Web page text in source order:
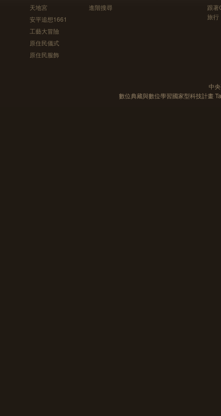
天地宮
安平追想1661
工藝大冒險
原住民儀式
原住民服飾
進階搜尋
跟
旅行
中
數位典藏與數位學習國家型科技計畫